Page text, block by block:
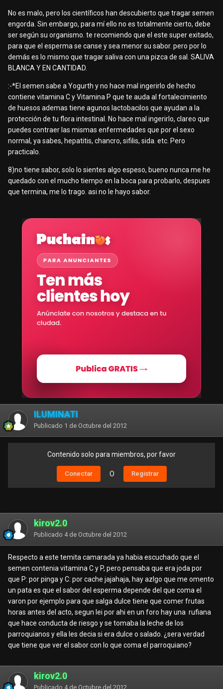
No es malo, pero los científicos han descubierto que tragar semen
engorda. Sin embargo, para mí ello no es totalmente cierto, debe
ser según su organismo. te recomiendo que el este super exitado,
para que el esperma se canse y sea menor su sabor. pero por lo
demás es lo mismo que tragar saliva con una pizca de sal. SALIVA
BLANCA Y EN CANTIDAD.
:-*El semen sabe a Yogurth y no hace mal ingerirlo de hecho
contiene vitamina C y Vitamina P que te auda al fortalecimiento
de huesos ademas tiene agunos lactobacilos que ayudan a la
protección de tu flora intestinal. No hace mal ingerirlo, clareo que
puedes contraer las mismas enfermedades que por el sexo
normal, ya sabes, hepatitis, chancro, sifilis, sida. etc. Pero
practicalo.
8)no tiene sabor, solo lo sientes algo espeso, bueno nunca me he
quedado con el mucho tiempo en la boca para probarlo, despues
que termina, me lo trago. asi no le hayo sabor.
ILUMINATI
Publicado 1 de Octubre del 2012
Contenido solo para miembros, por favor
Conectar O Registrar
kirov2.0
Publicado 4 de Octubre del 2012
Respecto a este temita camarada ya habia escuchado que el
semen contenia vitamina C y P, pero pensaba que era joda por
que P: por pinga y C: por cache jajahaja, hay azlgo que me omento
un pata es que el sabor del esperma depende del que coma el
varon por ejemplo para que salga dulce tiene que comer frutas
horas antes del acto, segun lei por ahi en un foro hay una rufiana
que hace conducta de riesgo y se tomaba la leche de los
parroquianos y ella les decia si era dulce o salado. ¿sera verdad
que tiene que ver el sabor con lo que coma el parroquiano?
kirov2.0
Publicado 4 de Octubre del 2012